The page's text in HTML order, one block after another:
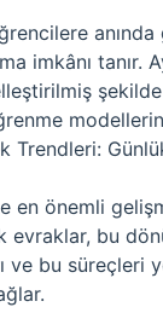
imkânı tanır.
Trendleri:
en önemli
evraklar, bu
ve bu süreçleri